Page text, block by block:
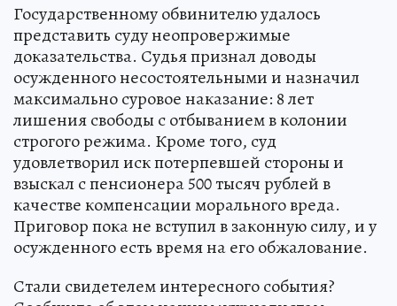
Государственному обвинителю удалось
представить суду неопровержимые
доказательства. Судья признал доводы
осужденного несостоятельными и назначил
максимально суровое наказание: 8 лет
лишения свободы с отбыванием в колонии
строгого режима. Кроме того, суд
удовлетворил иск потерпевшей стороны и
взыскал с пенсионера 500 тысяч рублей в
качестве компенсации морального вреда.
Приговор пока не вступил в законную силу, и у
осужденного есть время на его обжалование.
Стали свидетелем интересного события?